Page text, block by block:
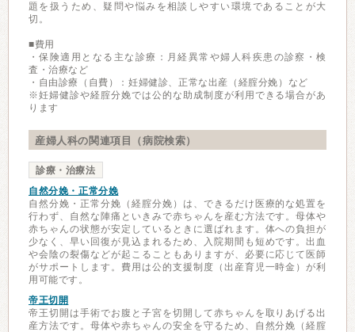
題を扱うため、疑問や悩みを相談しやすい環境であることが大
切。
■費用
・保険適用となる主な診療：月経異常や婦人科疾患の診察・検
査・治療など
・自由診療（自費）：妊婦健診、正常な出産（経腟分娩）など
※妊婦健診や経腟分娩では公的な助成制度が利用できる場合があ
ります
産婦人科の関連項目（病院検索）
診療・治療法
自然分娩・正常分娩
自然分娩・正常分娩（経腟分娩）は、できるだけ医療的な処置を
行わず、自然な陣痛といきみで赤ちゃんを産む方法です。母体や
赤ちゃんの状態が安定しているときに選ばれます。体への負担が
少なく、早い回復が見込まれるため、入院期間も短めです。出血
や会陰の裂傷などが起こることもありますが、必要に応じて医師
がサポートします。費用は公的支援制度（出産育児一時金）が利
用可能です。
帝王切開
帝王切開は手術でお腹と子宮を切開して赤ちゃんを取りあげる出
産方法です。母体や赤ちゃんの安全を守るため、自然分娩（経腟